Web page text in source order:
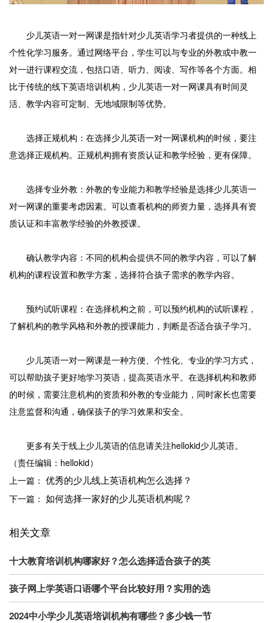
少儿英语一对一网课是指针对少儿英语学习者提供的一种线上
个性化学习服务。通过网络平台，学生可以与专业的外教或中教一
对一进行课程交流，包括口语、听力、阅读、写作等各个方面。相
比于传统的线下英语培训机构，少儿英语一对一网课具有时间灵
活、教学内容可定制、无地域限制等优势。
选择正规机构：在选择少儿英语一对一网课机构的时候，要注
意选择正规机构。正规机构拥有资质认证和教学经验，更有保障。
选择专业外教：外教的专业能力和教学经验是选择少儿英语一
对一网课的重要考虑因素。可以查看机构的师资力量，选择具有资
质认证和丰富教学经验的外教授课。
确认教学内容：不同的机构会提供不同的教学内容，可以了解
机构的课程设置和教学方案，选择符合孩子需求的教学内容。
预约试听课程：在选择机构之前，可以预约机构的试听课程，
了解机构的教学风格和外教的授课能力，判断是否适合孩子学习。
少儿英语一对一网课是一种方便、个性化、专业的学习方式，
可以帮助孩子更好地学习英语，提高英语水平。在选择机构和教师
的时候，需要注意机构的资质和外教的专业能力，同时家长也需要
注意监督和沟通，确保孩子的学习效果和安全。
更多有关于线上少儿英语的信息请关注hellokid少儿英语。
（责任编辑：hellokid）
上一篇： 优秀的少儿线上英语机构怎么选择？
下一篇： 如何选择一家好的少儿英语机构呢？
相关文章
十大教育培训机构哪家好？怎么选择适合孩子的英
孩子网上学英语口语哪个平台比较好用？实用的选
2024中小学少儿英语培训机构有哪些？多少钱一节